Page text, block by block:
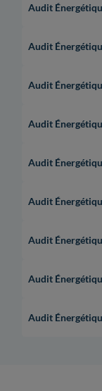
Audit
Audit
Audit
Audit
Audit
Audit
Audit
Audit
Audit